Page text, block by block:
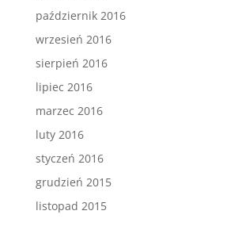
październik 2016
wrzesień 2016
sierpień 2016
lipiec 2016
marzec 2016
luty 2016
styczeń 2016
grudzień 2015
listopad 2015